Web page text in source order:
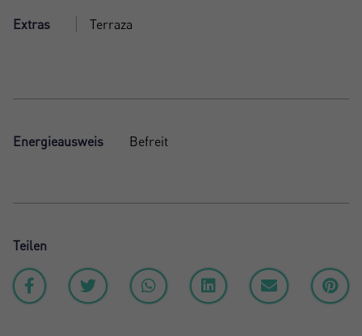
Extras Terraza
Energieausweis Befreit
Teilen